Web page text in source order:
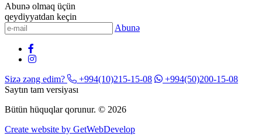
Abunə olmaq üçün
qeydiyyatdan keçin
Abunə
Sizə zəng edim? +994(10)215-15-08
+994(50)200-15-08
Saytın tam versiyası
Bütün hüquqlar qorunur. © 2026
Create website by GetWebDevelop